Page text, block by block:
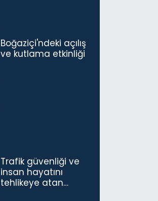
Boğaziçi'ndeki açılış
ve kutlama etkinliği
Trafik güvenliği ve
insan hayatını
tehlikeye atan